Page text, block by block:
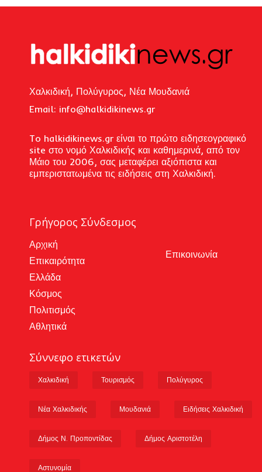
Χαλκιδική, Πολύγυρος, Νέα Μουδανιά
Email: info@halkidikinews.gr
To halkidikinews.gr είναι το πρώτο ειδησεογραφικό
site στο νομό Χαλκιδικής και καθημερινά, από τον
Μάιο του 2006, σας μεταφέρει αξιόπιστα και
εμπεριστατωμένα τις ειδήσεις στη Χαλκιδική.
Γρήγορος Σύνδεσμος
Αρχική
Επικαιρότητα
Ελλάδα
Κόσμος
Πολιτισμός
Αθλητικά
Επικοινωνία
Σύννεφο ετικετών
Χαλκιδική Τουρισμός Πολύγυρος
Νέα Χαλκιδικής Μουδανιά Ειδήσεις Χαλκιδική
Δήμος Ν. Προποντίδας Δήμος Αριστοτέλη
Αστυνομία